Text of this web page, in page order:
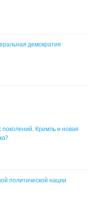
демократия
Кремль и новая
политической нации